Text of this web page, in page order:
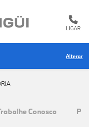
LIGAR
Alterar
Conosco